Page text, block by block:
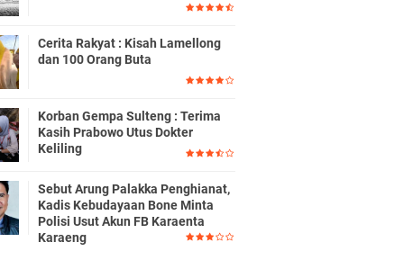
Cerita Rakyat : Kisah Lamellong
dan 100 Orang Buta
Korban Gempa Sulteng : Terima
Kasih Prabowo Utus Dokter
Keliling
Sebut Arung Palakka Penghianat,
Kadis Kebudayaan Bone Minta
Polisi Usut Akun FB Karaenta
Karaeng